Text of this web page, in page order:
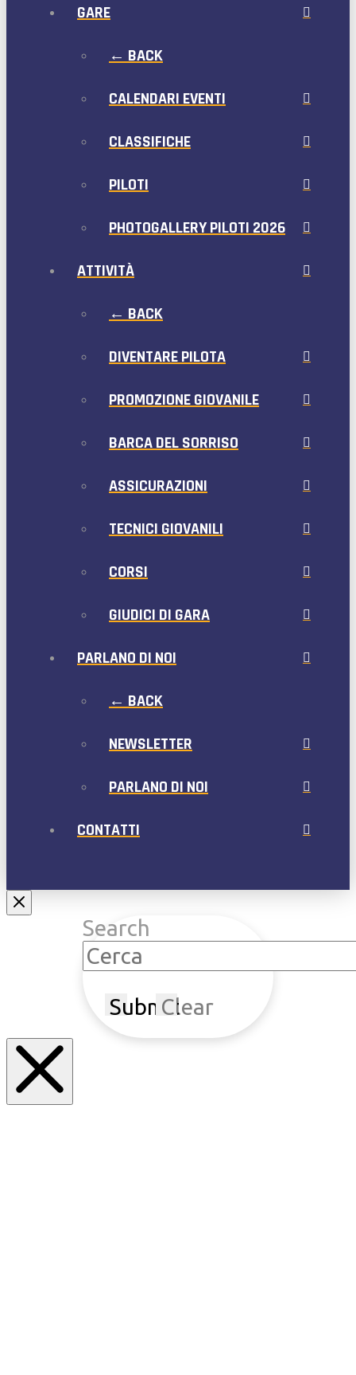
GARE
← BACK
CALENDARI EVENTI
CLASSIFICHE
PILOTI
PHOTOGALLERY PILOTI 2026
ATTIVITÀ
← BACK
DIVENTARE PILOTA
PROMOZIONE GIOVANILE
BARCA DEL SORRISO
ASSICURAZIONI
TECNICI GIOVANILI
CORSI
GIUDICI DI GARA
PARLANO DI NOI
← BACK
NEWSLETTER
PARLANO DI NOI
CONTATTI
Search
SubmitClear